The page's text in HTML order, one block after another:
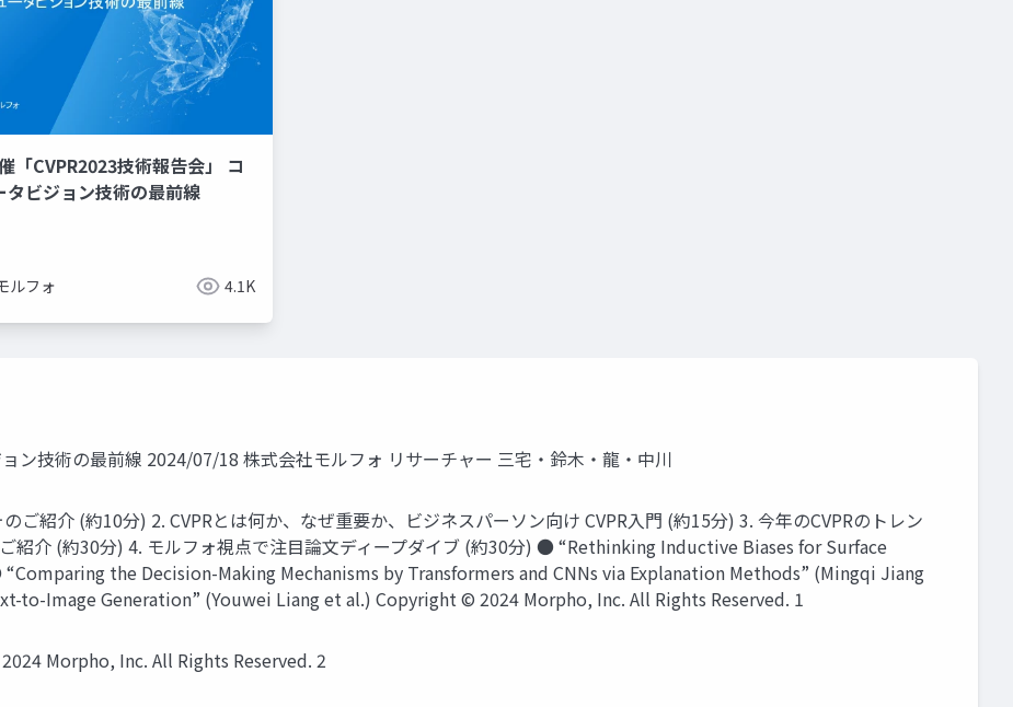
「CVPR2023技術報告会」 コ
タビジョン技術の最前線
ルフォ 4.1K
ン技術の最前線 2024/07/18 株式会社モルフォ リサーチャー 三宅・鈴木・龍・中川
ご紹介 (約10分) 2. CVPRとは何か、なぜ重要か、ビジネスパーソン向け CVPR入門 (約15分) 3. 今年のCVPRのトレン
紹介 (約30分) 4. モルフォ視点で注目論文ディープダイブ (約30分) ● “Rethinking Inductive Biases for Surface
the Decision-Making Mechanisms by Transformers and CNNs via Explanation Methods” (Mingqi Jiang
to-Image Generation” (Youwei Liang et al.) Copyright © 2024 Morpho, Inc. All Rights Reserved. 1
Morpho, Inc. All Rights Reserved. 2